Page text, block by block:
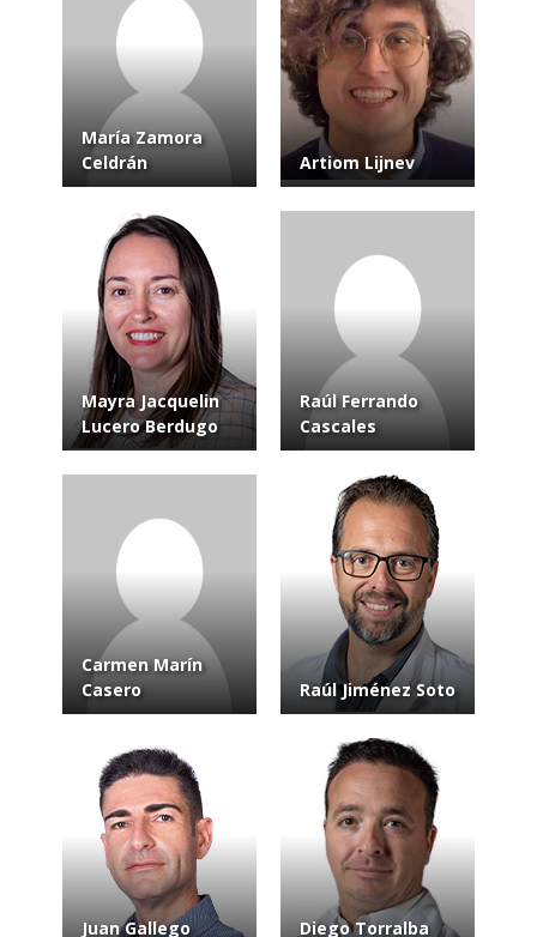
María Zamora
Celdrán
Artiom Lijnev
Mayra Jacquelin
Lucero Berdugo
Raúl Ferrando
Cascales
Carmen Marín
Casero
Raúl Jiménez Soto
Juan Gallego Diego Torralba